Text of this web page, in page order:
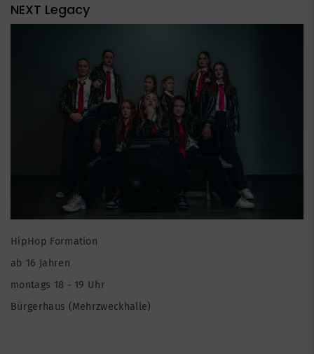
NEXT Legacy
HipHop Formation
ab 16 Jahren
montags 18 - 19 Uhr
Bürgerhaus (Mehrzweckhalle)